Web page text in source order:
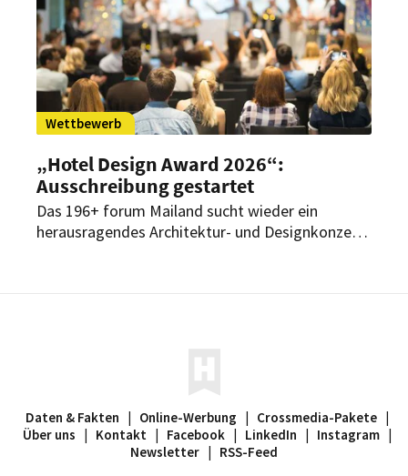
Wettbewerb
„Hotel Design Award 2026“:
Ausschreibung gestartet
Das 196+ forum Mailand sucht wieder ein
herausragendes Architektur- und Designkonzept
Daten & Fakten Online-Werbung Crossmedia-Pakete
Über uns
Kontakt Facebook LinkedIn Instagram
Newsletter
RSS-Feed